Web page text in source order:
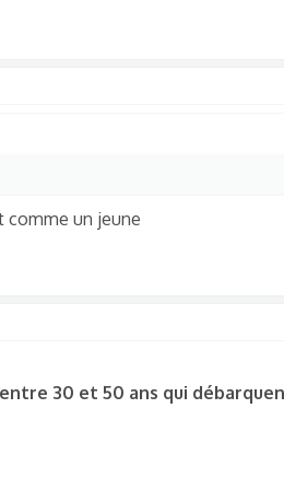
comme un jeune
30 et 50 ans qui